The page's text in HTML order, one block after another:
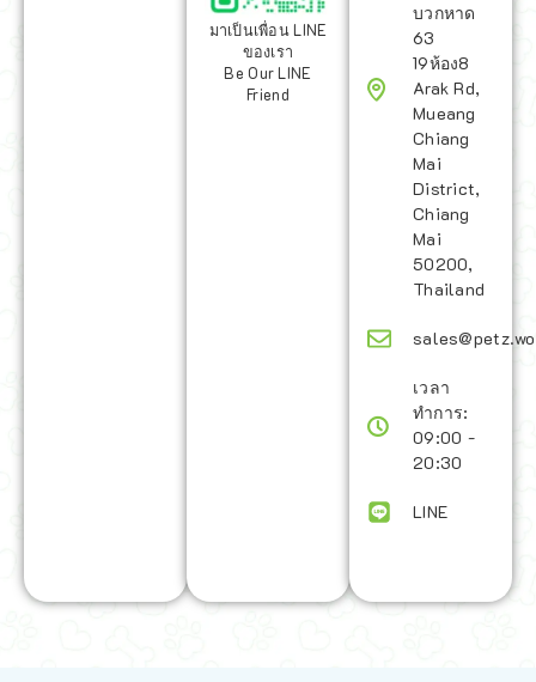
มาเป็นเพื่อน LINE
ของเรา
Be Our LINE
Friend
บวกหาด
63
19ห้อง8
Arak Rd,
Mueang
Chiang
Mai
District,
Chiang
Mai
50200,
Thailand
เวลา
ทำการ:
09:00 -
20:30
LINE